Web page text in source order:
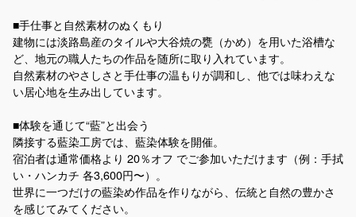
■手仕事と自然素材のぬくもり
建物には淡路島産のタイルや大谷焼の甕（かめ）を用いた浴槽な
ど、地元の職人たちの作品を随所に取り入れています。
自然素材のやさしさと手仕事の温もりが調和し、他では味わえな
い居心地を生み出しています。
■体験を通じて“藍”と出会う
隣接する藍染工房では、藍染体験を開催。
宿泊者は通常価格より 20％オフ でご参加いただけます（例：手拭
い・ハンカチ 各3,600円〜）。
世界に一つだけの藍染め作品を作りながら、伝統と自然の豊かさ
を感じてみてください。